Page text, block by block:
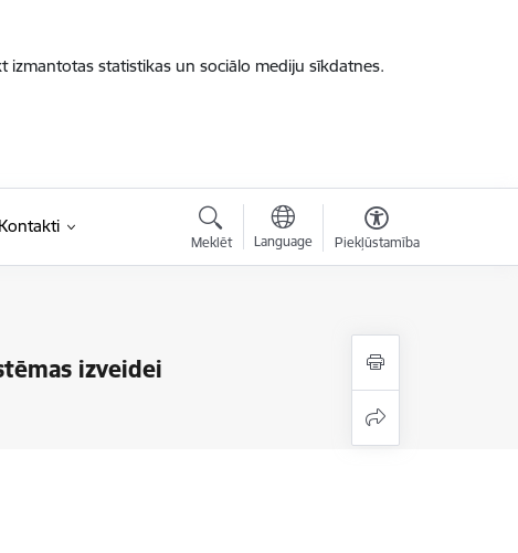
izmantotas statistikas un sociālo mediju sīkdatnes.
Kontakti
Meklēt Language Piekļūstamība
izveidei